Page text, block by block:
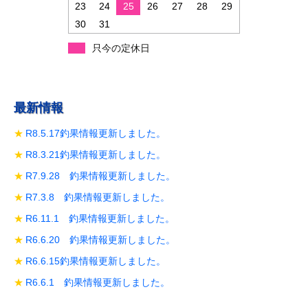
23
24 25 26 27 28
29
30
31
只今の定休日
最新情報
R8.5.17釣果情報更新しました。
R8.3.21釣果情報更新しました。
R7.9.28 釣果情報更新しました。
R7.3.8 釣果情報更新しました。
R6.11.1 釣果情報更新しました。
R6.6.20 釣果情報更新しました。
R6.6.15釣果情報更新しました。
R6.6.1 釣果情報更新しました。